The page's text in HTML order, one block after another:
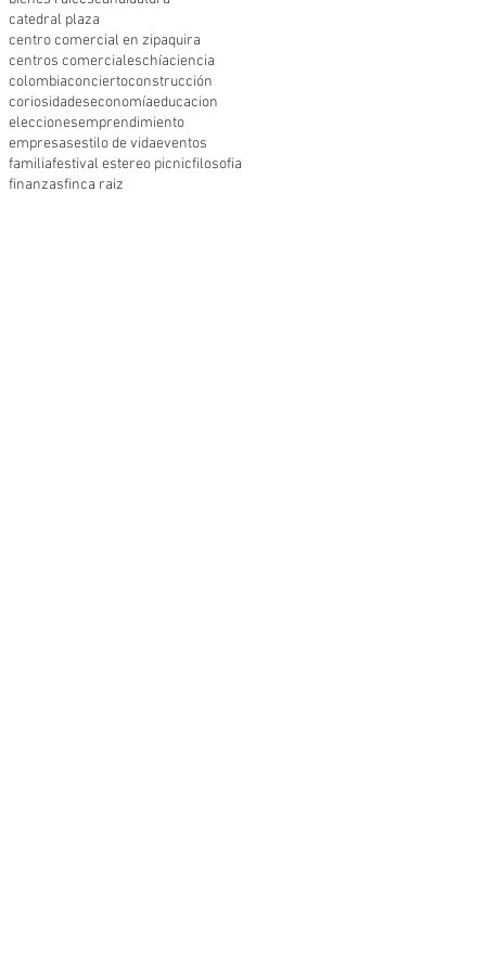
catedral plaza
centro comercial en zipaquira
centros comercialeschíaciencia
colombiaconciertoconstrucción
coriosidadeseconomíaeducacion
eleccionesemprendimiento
empresasestilo de vidaeventos
familiafestival estereo picnicfilosofia
finanzasfinca raiz